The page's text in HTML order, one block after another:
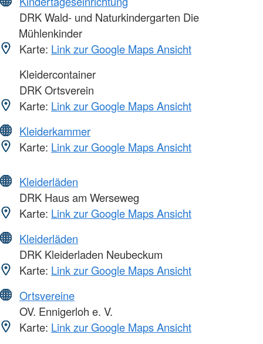
DRK Wald- und Naturkindergarten Die
Mühlenkinder
Karte: Link zur Google Maps Ansicht
Kleidercontainer
DRK Ortsverein
Karte: Link zur Google Maps Ansicht
Kleiderkammer
Karte: Link zur Google Maps Ansicht
Kleiderläden
DRK Haus am Werseweg
Karte: Link zur Google Maps Ansicht
Kleiderläden
DRK Kleiderladen Neubeckum
Karte: Link zur Google Maps Ansicht
Ortsvereine
OV. Ennigerloh e. V.
Karte: Link zur Google Maps Ansicht